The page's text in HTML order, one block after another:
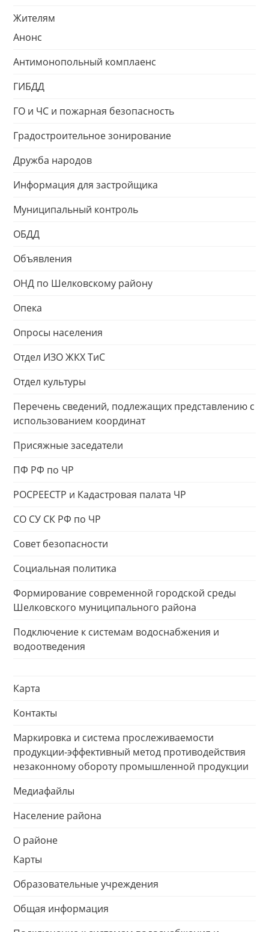
Жителям
Анонс
Антимонопольный комплаенс
ГИБДД
ГО и ЧС и пожарная безопасность
Градостроительное зонирование
Дружба народов
Информация для застройщика
Муниципальный контроль
ОБДД
Объявления
ОНД по Шелковскому району
Опека
Опросы населения
Отдел ИЗО ЖКХ ТиС
Отдел культуры
Перечень сведений, подлежащих представлению с
использованием координат
Присяжные заседатели
ПФ РФ по ЧР
РОСРЕЕСТР и Кадастровая палата ЧР
СО СУ СК РФ по ЧР
Совет безопасности
Социальная политика
Формирование современной городской среды
Шелковского муниципального района
Подключение к системам водоснабжения и
водоотведения
Карта
Контакты
Маркировка и система прослеживаемости
продукции-эффективный метод противодействия
незаконному обороту промышленной продукции
Медиафайлы
Население района
О районе
Карты
Образовательные учреждения
Общая информация